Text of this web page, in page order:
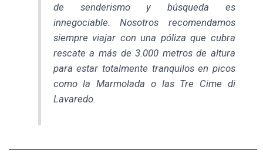
de senderismo y búsqueda es
innegociable. Nosotros recomendamos
siempre viajar con una póliza que cubra
rescate a más de 3.000 metros de altura
para estar totalmente tranquilos en picos
como la Marmolada o las Tre Cime di
Lavaredo.